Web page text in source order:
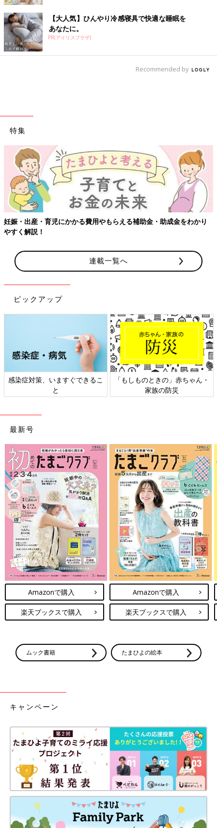
【大人気】ひんやり冷感寝具で快適な睡眠を
あなたに。
PR(アイリスプラザ)
Recommended by
特集
妊娠・出産・育児にかかる費用やもらえる補助金・助成金をわかり
やすく解説！
連載一覧へ
ピックアップ
感染症対策、いますぐできるこ
と
「もしものときの」赤ちゃん・
家族の防災
最新号
Amazonで購入
楽天ブックスで購入
Amazonで購入
楽天ブックスで購入
ムック書籍 たまひよの絵本
キャンペーン